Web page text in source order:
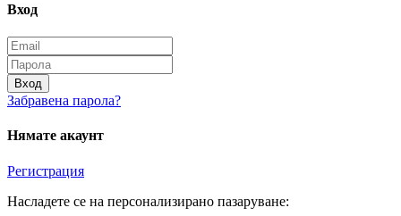
Вход
Вход
Забравена парола?
Нямате акаунт
Регистрация
Насладете се на персонализирано пазаруване: